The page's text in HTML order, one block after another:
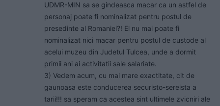
UDMR-MIN sa se gindeasca macar ca un astfel de
personaj poate fi nominalizat pentru postul de
presedinte al Romaniei?! El nu mai poate fi
nominalizat nici macar pentru postul de custode al
acelui muzeu din Judetul Tulcea, unde a dormit
primii ani ai activitatii sale salariate.
3) Vedem acum, cu mai mare exactitate, cit de
gaunoasa este conducerea securisto-sereista a
tarii!!! sa speram ca acestea sint ultimele zvicniri ale